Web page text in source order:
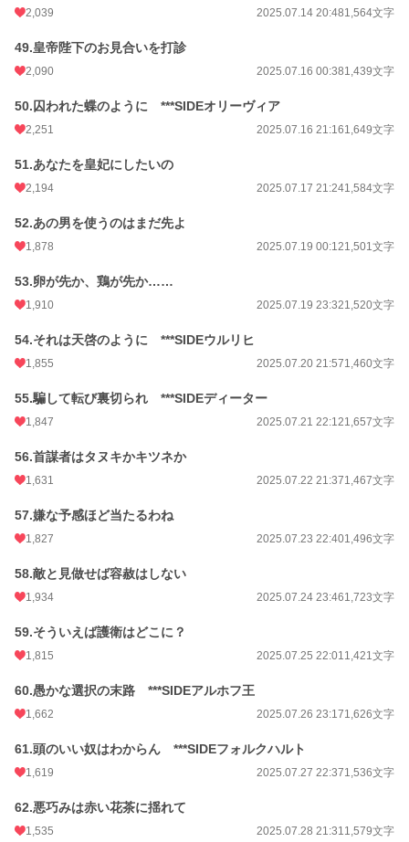
2,039 2025.07.14 20:481,564文字
49.皇帝陛下のお見合いを打診
2,090 2025.07.16 00:381,439文字
50.囚われた蝶のように ***SIDEオリーヴィア
2,251 2025.07.16 21:161,649文字
51.あなたを皇妃にしたいの
2,194 2025.07.17 21:241,584文字
52.あの男を使うのはまだ先よ
1,878 2025.07.19 00:121,501文字
53.卵が先か、鶏が先か……
1,910 2025.07.19 23:321,520文字
54.それは天啓のように ***SIDEウルリヒ
1,855 2025.07.20 21:571,460文字
55.騙して転び裏切られ ***SIDEディーター
1,847 2025.07.21 22:121,657文字
56.首謀者はタヌキかキツネか
1,631 2025.07.22 21:371,467文字
57.嫌な予感ほど当たるわね
1,827 2025.07.23 22:401,496文字
58.敵と見做せば容赦はしない
1,934 2025.07.24 23:461,723文字
59.そういえば護衛はどこに？
1,815 2025.07.25 22:011,421文字
60.愚かな選択の末路 ***SIDEアルホフ王
1,662 2025.07.26 23:171,626文字
61.頭のいい奴はわからん ***SIDEフォルクハルト
1,619 2025.07.27 22:371,536文字
62.悪巧みは赤い花茶に揺れて
1,535 2025.07.28 21:311,579文字